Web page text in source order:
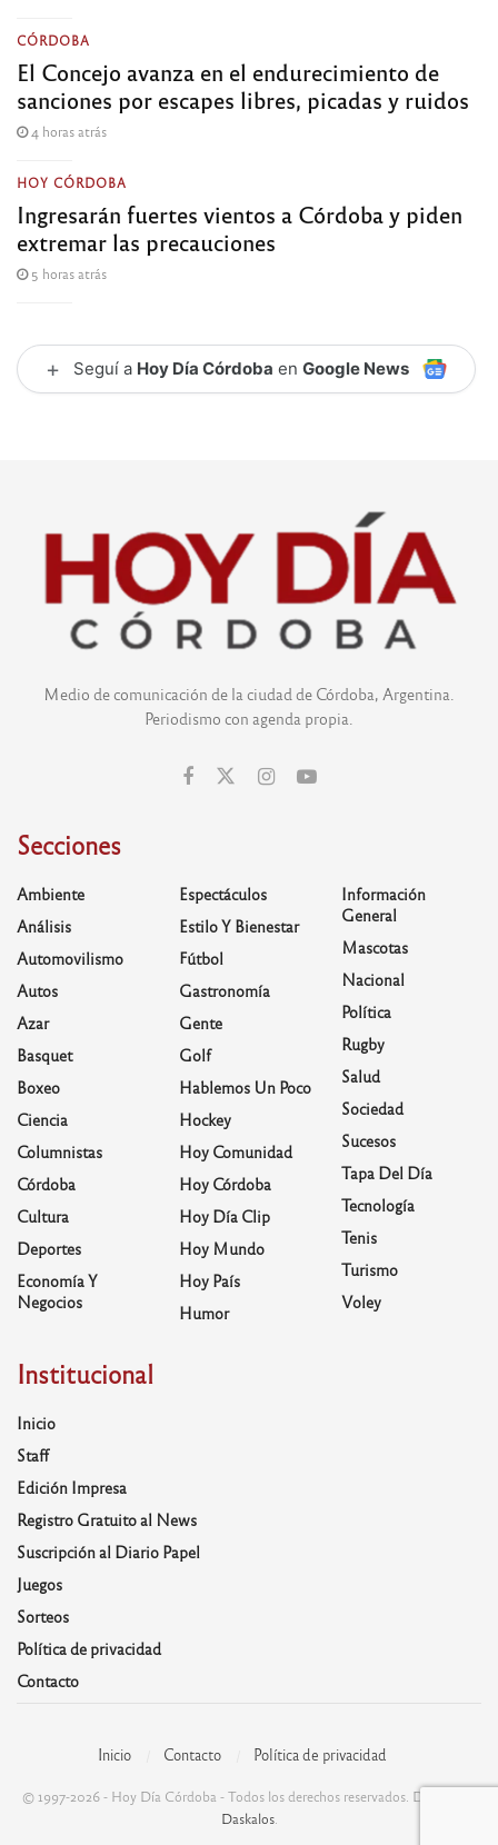
CÓRDOBA
El Concejo avanza en el endurecimiento de
sanciones por escapes libres, picadas y ruidos
4 horas atrás
HOY CÓRDOBA
Ingresarán fuertes vientos a Córdoba y piden
extremar las precauciones
5 horas atrás
+ Seguí a Hoy Día Córdoba en Google News
Medio de comunicación de la ciudad de Córdoba, Argentina.
Periodismo con agenda propia.
Secciones
Ambiente
Análisis
Automovilismo
Autos
Azar
Basquet
Boxeo
Ciencia
Columnistas
Córdoba
Cultura
Deportes
Economía Y
Negocios
Espectáculos
Estilo Y Bienestar
Fútbol
Gastronomía
Gente
Golf
Hablemos Un Poco
Hockey
Hoy Comunidad
Hoy Córdoba
Hoy Día Clip
Hoy Mundo
Hoy País
Humor
Información
General
Mascotas
Nacional
Política
Rugby
Salud
Sociedad
Sucesos
Tapa Del Día
Tecnología
Tenis
Turismo
Voley
Institucional
Inicio
Staff
Edición Impresa
Registro Gratuito al News
Suscripción al Diario Papel
Juegos
Sorteos
Política de privacidad
Contacto
Inicio Contacto Política de privacidad
© 1997-2026 - Hoy Día Córdoba - Todos los derechos reservados. Desarrolla:
Daskalos.